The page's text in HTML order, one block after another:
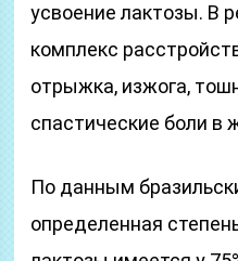
усвоение лактозы. В
комплекс
отрыжка, изжога,
спастические боли в
По данным
определенная